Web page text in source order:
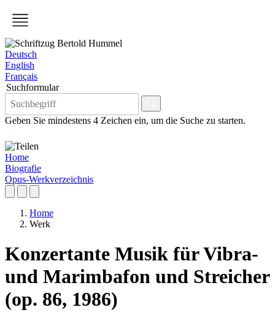
Deutsch
English
Français
Suchformular
Geben Sie mindestens 4 Zeichen ein, um die Suche zu starten.
Home
Biografie
Opus-Werkverzeichnis
Home
Werk
Konzertante Musik für Vibra-
und Marimbafon und Streicher
(op. 86, 1986)